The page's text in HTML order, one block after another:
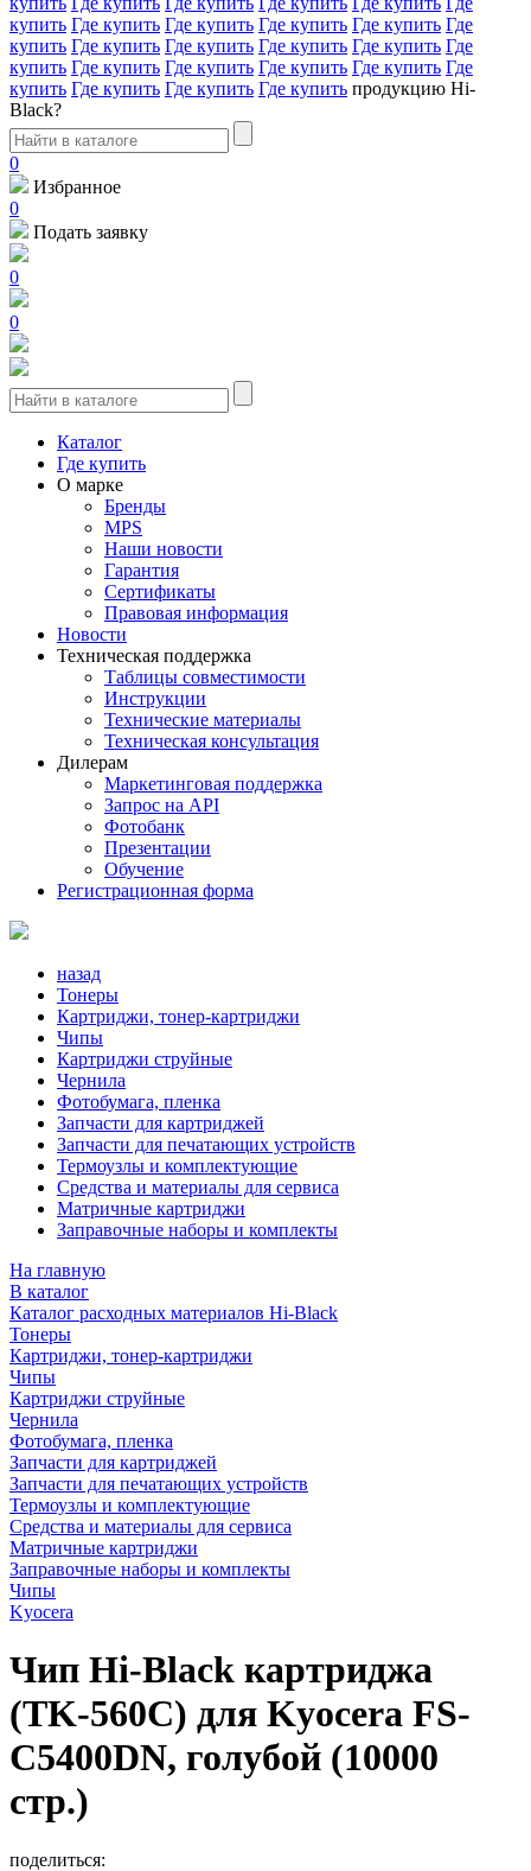
купить Где купить Где купить Где купить Где купить Где
купить Где купить Где купить Где купить Где купить Где
купить Где купить Где купить Где купить Где купить Где
купить Где купить Где купить Где купить продукцию Hi-
Black?
0
Избранное
0
Подать заявку
0
0
Каталог
Где купить
О марке
Бренды
MPS
Наши новости
Гарантия
Сертификаты
Правовая информация
Новости
Техническая поддержка
Таблицы совместимости
Инструкции
Технические материалы
Техническая консультация
Дилерам
Маркетинговая поддержка
Запрос на API
Фотобанк
Презентации
Обучение
Регистрационная форма
назад
Тонеры
Картриджи, тонер-картриджи
Чипы
Картриджи струйные
Чернила
Фотобумага, пленка
Запчасти для картриджей
Запчасти для печатающих устройств
Термоузлы и комплектующие
Средства и материалы для сервиса
Матричные картриджи
Заправочные наборы и комплекты
На главную
В каталог
Каталог расходных материалов Hi-Black
Тонеры
Картриджи, тонер-картриджи
Чипы
Картриджи струйные
Чернила
Фотобумага, пленка
Запчасти для картриджей
Запчасти для печатающих устройств
Термоузлы и комплектующие
Средства и материалы для сервиса
Матричные картриджи
Заправочные наборы и комплекты
Чипы
Kyocera
Чип Hi-Black картриджа
(TK-560C) для Kyocera FS-
C5400DN, голубой (10000
стр.)
поделиться: